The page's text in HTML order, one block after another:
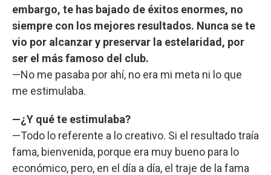
embargo, te has bajado de éxitos enormes, no
siempre con los mejores resultados. Nunca se te
vio por alcanzar y preservar la estelaridad, por
ser el más famoso del club.
—No me pasaba por ahí, no era mi meta ni lo que
me estimulaba.
—¿Y qué te estimulaba?
—Todo lo referente a lo creativo. Si el resultado traía
fama, bienvenida, porque era muy bueno para lo
económico, pero, en el día a día, el traje de la fama